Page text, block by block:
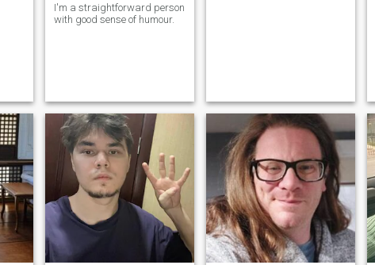
I'm a straightforward person
with good sense of humour.